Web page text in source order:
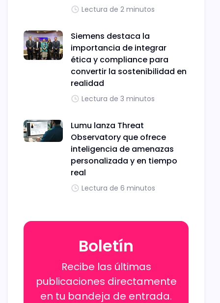
Lectura de 2 minutos
Siemens destaca la
importancia de integrar
ética y compliance para
convertir la sostenibilidad en
realidad
Lectura de 3 minutos
Lumu lanza Threat
Observatory que ofrece
inteligencia de amenazas
personalizada y en tiempo
real
Lectura de 6 minutos
Boletín
Recibe las últimas
publicaciones directamente
en tu bandeja de entrada.